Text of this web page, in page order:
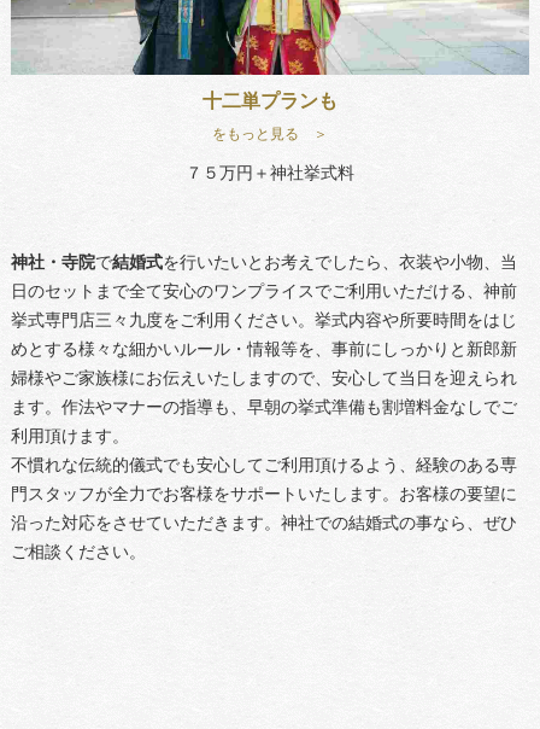
十二単プランも
をもっと見る ＞
７５万円＋神社挙式料
神社・寺院で結婚式を行いたいとお考えでしたら、衣装や小物、当
日のセットまで全て安心のワンプライスでご利用いただける、神前
挙式専門店三々九度をご利用ください。挙式内容や所要時間をはじ
めとする様々な細かいルール・情報等を、事前にしっかりと新郎新
婦様やご家族様にお伝えいたしますので、安心して当日を迎えられ
ます。作法やマナーの指導も、早朝の挙式準備も割増料金なしでご
利用頂けます。
不慣れな伝統的儀式でも安心してご利用頂けるよう、経験のある専
門スタッフが全力でお客様をサポートいたします。お客様の要望に
沿った対応をさせていただきます。神社での結婚式の事なら、ぜひ
ご相談ください。